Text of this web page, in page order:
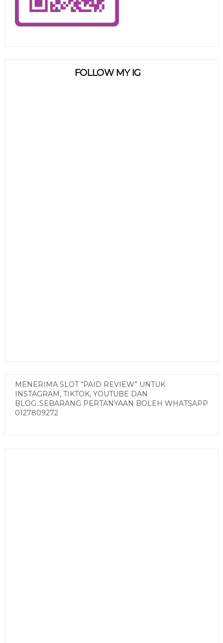
FOLLOW MY IG
MENERIMA SLOT “PAID REVIEW” UNTUK
INSTAGRAM, TIKTOK, YOUTUBE DAN
BLOG..SEBARANG PERTANYAAN BOLEH WHATSAPP
0127809272